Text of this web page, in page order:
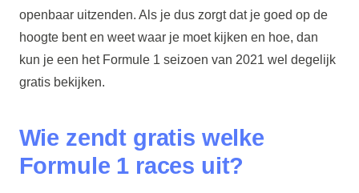
openbaar uitzenden. Als je dus zorgt dat je goed op de
hoogte bent en weet waar je moet kijken en hoe, dan
kun je een het Formule 1 seizoen van 2021 wel degelijk
gratis bekijken.
Wie zendt gratis welke
Formule 1 races uit?